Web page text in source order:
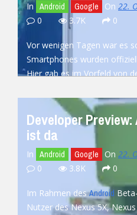
In Android Google On 22.
0
3.7K 0
Vor wenigen Tagen war es
Smartphones wurden
Hier gab es im Vorfeld von
READ MORE
Developer
ist da
In Android Google On 22.
0
3.8K 0
Im Rahmen desAndroid
Nutzer des Nexus 5X,